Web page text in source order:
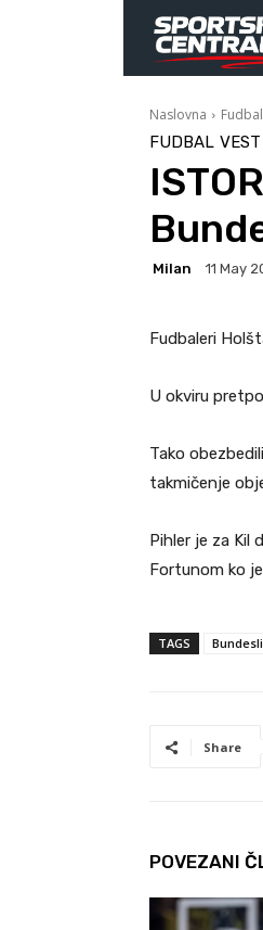
Naslovna Fudbal
FUDBAL
Milan 11 May
Fudbaleri
U okviru
Tako
takmičenje
Pihler je za Kil
Fortunom ko
TAGS
Share
POVEZANI